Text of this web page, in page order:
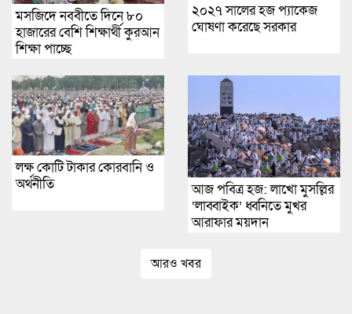
মসজিদে নববীতে দিনে ৮০
হাজারের বেশি শিক্ষার্থী কুরআন
শিক্ষা পাচ্ছে
২০২৭ সালের হজ প্যাকেজ
ঘোষণা করেছে সরকার
লক্ষ কোটি টাকার কোরবানি ও
অর্থনীতি
আজ পবিত্র হজ: লাখো মুসল্লির
‘লাব্বাইক’ ধ্বনিতে মুখর
আরাফার ময়দান
আরও খবর